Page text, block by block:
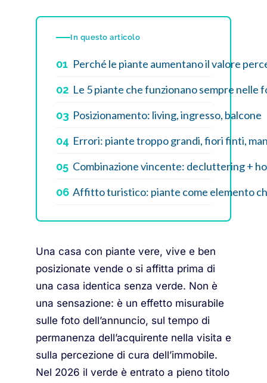
In questo articolo
01 Perché le piante aumentano il valore
02 Le 5 piante che funzionano sempre nelle
03 Posizionamento: living, ingresso, balcone
04 Errori: piante troppo grandi, fiori finti,
05 Combinazione vincente: decluttering +
06 Affitto turistico: piante come elemento
Una casa con piante vere, vive e ben
posizionate vende o si affitta prima di
una casa identica senza verde. Non è
una sensazione: è un effetto misurabile
sulle foto dell’annuncio, sul tempo di
permanenza dell’acquirente nella visita e
sulla percezione di cura dell’immobile.
Nel 2026 il verde è entrato a pieno titolo